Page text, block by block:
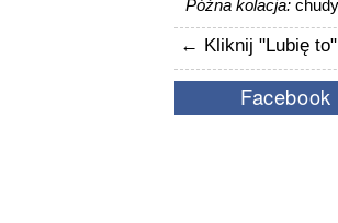
Późna kolacja:
← Kliknij "Lubię to"